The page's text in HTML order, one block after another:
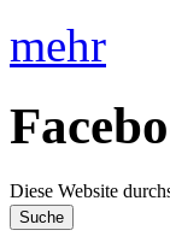
mehr
Diese Website